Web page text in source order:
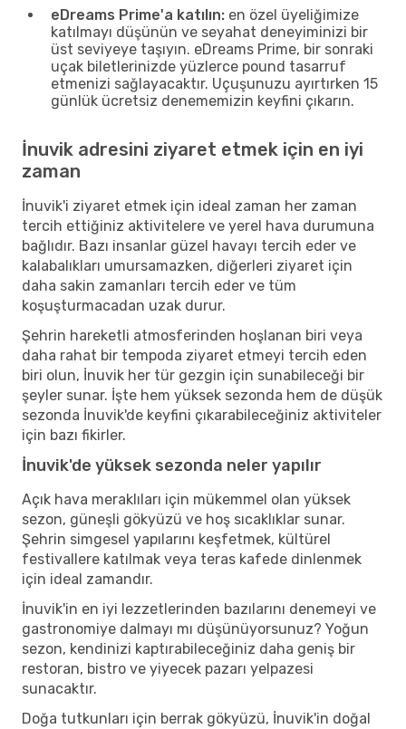
eDreams Prime'a katılın: en özel üyeliğimize
katılmayı düşünün ve seyahat deneyiminizi bir
üst seviyeye taşıyın. eDreams Prime, bir sonraki
uçak biletlerinizde yüzlerce pound tasarruf
etmenizi sağlayacaktır. Uçuşunuzu ayırtırken 15
günlük ücretsiz denememizin keyfini çıkarın.
İnuvik adresini ziyaret etmek için en iyi
zaman
İnuvik'i ziyaret etmek için ideal zaman her zaman
tercih ettiğiniz aktivitelere ve yerel hava durumuna
bağlıdır. Bazı insanlar güzel havayı tercih eder ve
kalabalıkları umursamazken, diğerleri ziyaret için
daha sakin zamanları tercih eder ve tüm
koşuşturmacadan uzak durur.
Şehrin hareketli atmosferinden hoşlanan biri veya
daha rahat bir tempoda ziyaret etmeyi tercih eden
biri olun, İnuvik her tür gezgin için sunabileceği bir
şeyler sunar. İşte hem yüksek sezonda hem de düşük
sezonda İnuvik'de keyfini çıkarabileceğiniz aktiviteler
için bazı fikirler.
İnuvik'de yüksek sezonda neler yapılır
Açık hava meraklıları için mükemmel olan yüksek
sezon, güneşli gökyüzü ve hoş sıcaklıklar sunar.
Şehrin simgesel yapılarını keşfetmek, kültürel
festivallere katılmak veya teras kafede dinlenmek
için ideal zamandır.
İnuvik'in en iyi lezzetlerinden bazılarını denemeyi ve
gastronomiye dalmayı mı düşünüyorsunuz? Yoğun
sezon, kendinizi kaptırabileceğiniz daha geniş bir
restoran, bistro ve yiyecek pazarı yelpazesi
sunacaktır.
Doğa tutkunları için berrak gökyüzü, İnuvik'in doğal